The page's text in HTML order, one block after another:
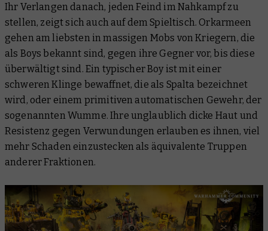
Ihr Verlangen danach, jeden Feind im Nahkampf zu
stellen, zeigt sich auch auf dem Spieltisch. Orkarmeen
gehen am liebsten in massigen Mobs von Kriegern, die
als Boys bekannt sind, gegen ihre Gegner vor, bis diese
überwältigt sind. Ein typischer Boy ist mit einer
schweren Klinge bewaffnet, die als Spalta bezeichnet
wird, oder einem primitiven automatischen Gewehr, der
sogenannten Wumme. Ihre unglaublich dicke Haut und
Resistenz gegen Verwundungen erlauben es ihnen, viel
mehr Schaden einzustecken als äquivalente Truppen
anderer Fraktionen.